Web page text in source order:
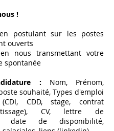
!
sur les postes
ouverts
transmettant votre
spontanée
: Nom, Prénom,
souhaité, Types d'emploi
CDD, stage, contrat
CV, lettre de
date de disponibilité,